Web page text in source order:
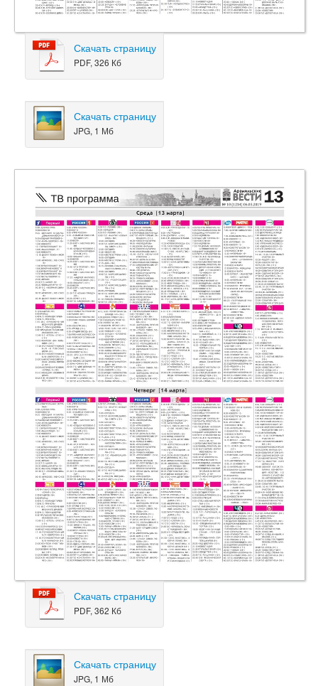
Скачать страницу
PDF, 326 Кб
Скачать страницу
JPG, 1 Мб
Скачать страницу
PDF, 362 Кб
Скачать страницу
JPG, 1 Мб